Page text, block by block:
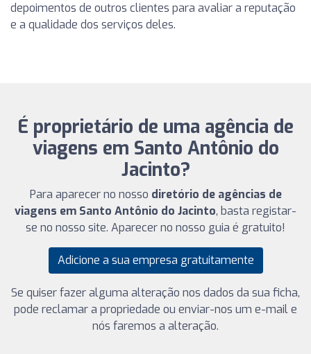
depoimentos de outros clientes para avaliar a reputação
e a qualidade dos serviços deles.
É proprietário de uma agência de
viagens em Santo Antônio do
Jacinto?
Para aparecer no nosso diretório de agências de
viagens em Santo Antônio do Jacinto, basta registar-
se no nosso site. Aparecer no nosso guia é gratuito!
Adicione a sua empresa gratuitamente
Se quiser fazer alguma alteração nos dados da sua ficha,
pode reclamar a propriedade ou enviar-nos um e-mail e
nós faremos a alteração.